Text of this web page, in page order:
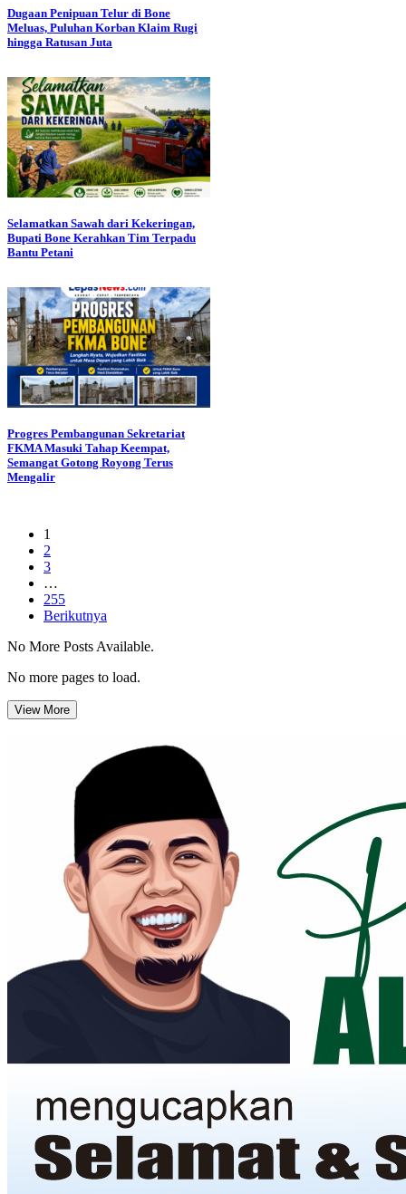
Dugaan Penipuan Telur di Bone
Meluas, Puluhan Korban Klaim Rugi
hingga Ratusan Juta
Selamatkan Sawah dari Kekeringan,
Bupati Bone Kerahkan Tim Terpadu
Bantu Petani
Progres Pembangunan Sekretariat
FKMA Masuki Tahap Keempat,
Semangat Gotong Royong Terus
Mengalir
1
2
3
…
255
Berikutnya
No More Posts Available.
No more pages to load.
View More